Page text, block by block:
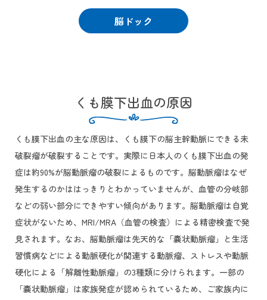
脳ドック
くも膜下出血の原因
くも膜下出血の主な原因は、くも膜下の脳主幹動脈にできる未
破裂瘤が破裂することです。実際に日本人のくも膜下出血の発
症は約90%が脳動脈瘤の破裂によるものです。脳動脈瘤はなぜ
発生するのかははっきりとわかっていませんが、血管の分岐部
などの弱い部分にできやすい傾向があります。脳動脈瘤は自覚
症状がないため、MRI/MRA（血管の検査）による精密検査で発
見されます。なお、脳動脈瘤は先天的な「嚢状動脈瘤」と生活
習慣病などによる動脈硬化が関連する動脈瘤、ストレスや動脈
硬化による「解離性動脈瘤」の3種類に分けられます。一部の
「嚢状動脈瘤」は家族発症が認められているため、ご家族内に